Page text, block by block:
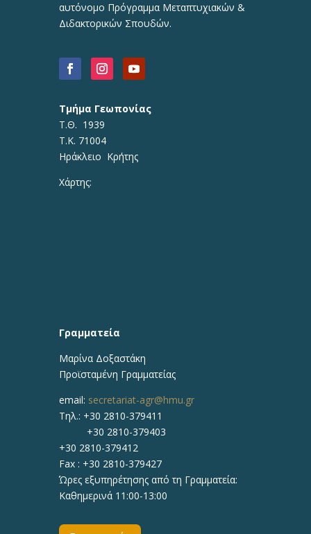
αυτόνομο Πρόγραμμα Μεταπτυχιακών &
Διδακτορικών Σπουδών.
Τμήμα Γεωπονίας
Τ.Θ. 1939
Τ.Κ. 71004
Ηράκλειο Κρήτης
Χάρτης:
Γραμματεία
Μαρίνα Δοξαστάκη
Προϊσταμένη Γραμματείας
email: secretariat-agr@hmu.gr
Τηλ.: +30 2810-379411
+30 2810-379403
+30 2810-379412
Fax : +30 2810-379427
Ώρες εξυπηρέτησης από τη Γραμματεία:
Καθημερινά 11:00-13:00